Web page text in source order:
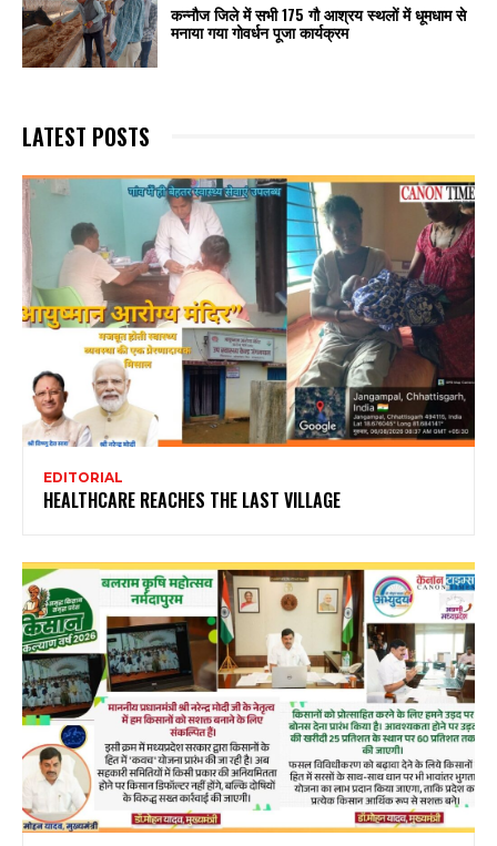
कन्नौज जिले में सभी 175 गौ आश्रय स्थलों में धूमधाम से
मनाया गया गोवर्धन पूजा कार्यक्रम
LATEST POSTS
EDITORIAL
HEALTHCARE REACHES THE LAST VILLAGE